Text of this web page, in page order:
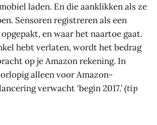
laden. En die aanklikken als ze
Sensoren registreren als een
en waar het naartoe gaat.
hebt verlaten, wordt het bedrag
op je Amazon rekening. In
alleen voor Amazon-
verwacht ‘begin 2017.’(tip